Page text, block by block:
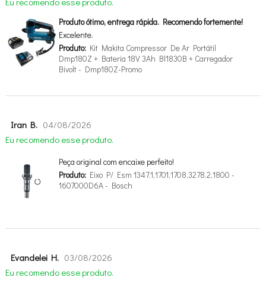
Produto ótimo, entrega rápida. Recomendo fortemente!
Excelente.
Produto:Kit Makita Compressor De Ar Portátil
Dmp180Z + Bateria 18V 3Ah Bl1830B + Carregador
Bivolt - Dmp180Z-Promo
Iran B. 04/08/2026
Eu recomendo esse produto.
Peça original com encaixe perfeito!
Produto:Eixo P/ Esm 1347.1,1701,1708,3278.2,1800 -
1607000D6A - Bosch
Evandelei H. 03/08/2026
Eu recomendo esse produto.